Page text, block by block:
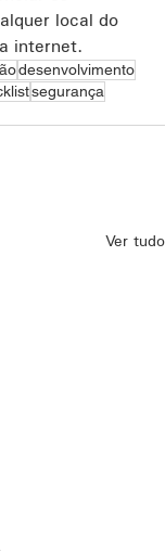
local do
internet.
desenvolvimento
segurança
Ver tudo